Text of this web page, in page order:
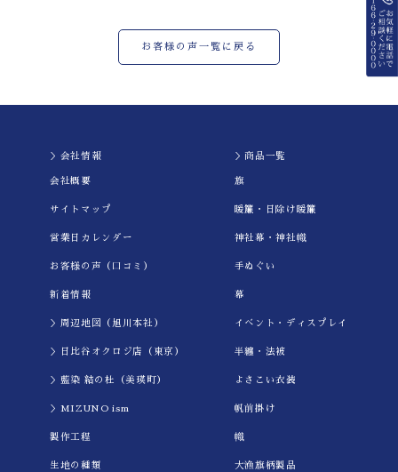
お客様の声一覧に戻る
＞会社情報
会社概要
サイトマップ
営業日カレンダー
お客様の声（口コミ）
新着情報
＞周辺地図（旭川本社）
＞日比谷オクロジ店（東京）
＞藍染 結の杜（美瑛町）
＞MIZUNO ism
製作工程
生地の種類
＞商品一覧
旗
暖簾・日除け暖簾
神社幕・神社幟
手ぬぐい
幕
イべント・ディスプレイ
半纏・法被
よさこい衣装
帆前掛け
幟
大漁旗柄製品